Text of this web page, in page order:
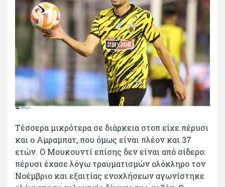
Τέσσερα μικρότερα σε διάρκεια στοπ είχε πέρυσι
και ο Αμραμπατ, που όμως είναι πλέον και 37
ετών. Ο Μουκουντί επίσης δεν είναι από σίδερο:
πέρυσι έχασε λόγω τραυματισμών ολόκληρο τον
Νοέμβριο και εξαιτίας ενοχλήσεων αγωνίστηκε